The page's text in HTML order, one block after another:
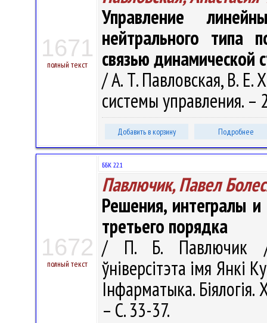
1671
полный текст
Управление
нейтрального типа
связью динамической
/ А. Т. Павловская, В. Е.
системы управления.
Добавить в корзину Подробнее
1672
полный текст
ББК 22.1
Павлючик, Павел
Решения, интегралы
третьего порядка
/ П. Б. Павлючик //
ўніверсітэта імя Янкі
Інфарматыка.
– С. 33-37.